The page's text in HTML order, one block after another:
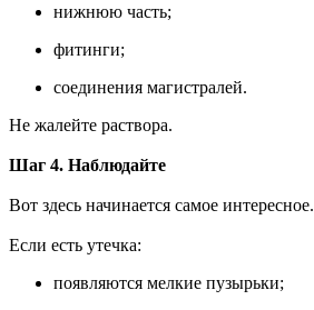
нижнюю часть;
фитинги;
соединения магистралей.
Не жалейте раствора.
Шаг 4. Наблюдайте
Вот здесь начинается самое интересное.
Если есть утечка:
появляются мелкие пузырьки;